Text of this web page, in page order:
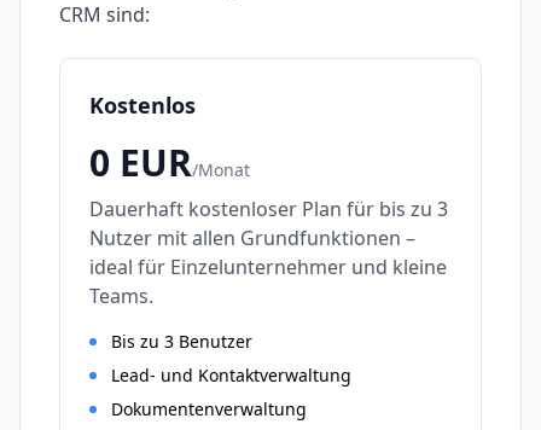
CRM sind:
Kostenlos
0 EUR/Monat
Dauerhaft kostenloser Plan für bis zu 3
Nutzer mit allen Grundfunktionen –
ideal für Einzelunternehmer und kleine
Teams.
Bis zu 3 Benutzer
Lead- und Kontaktverwaltung
Dokumentenverwaltung